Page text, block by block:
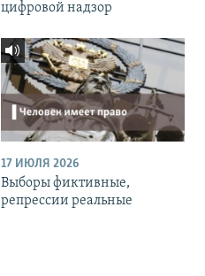
цифровой надзор
17 ИЮЛЯ 2026
Выборы фиктивные,
репрессии реальные